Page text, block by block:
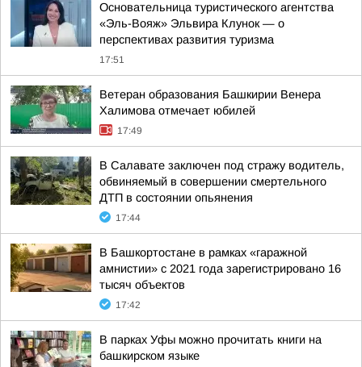
Основательница туристического агентства
«Эль-Вояж» Эльвира Клунок — о
перспективах развития туризма
17:51
Ветеран образования Башкирии Венера
Халимова отмечает юбилей
17:49
В Салавате заключен под стражу водитель,
обвиняемый в совершении смертельного
ДТП в состоянии опьянения
17:44
В Башкортостане в рамках «гаражной
амнистии» с 2021 года зарегистрировано 16
тысяч объектов
17:42
В парках Уфы можно прочитать книги на
башкирском языке